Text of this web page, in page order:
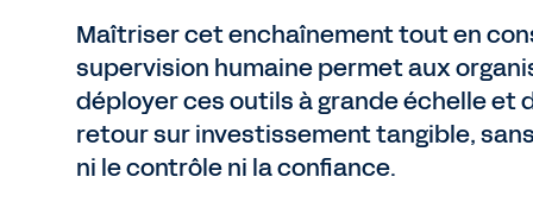
Maîtriser cet enchaînement tout en
supervision humaine permet aux
déployer ces outils à grande échelle et
retour sur investissement tangible,
ni le contrôle ni la confiance.